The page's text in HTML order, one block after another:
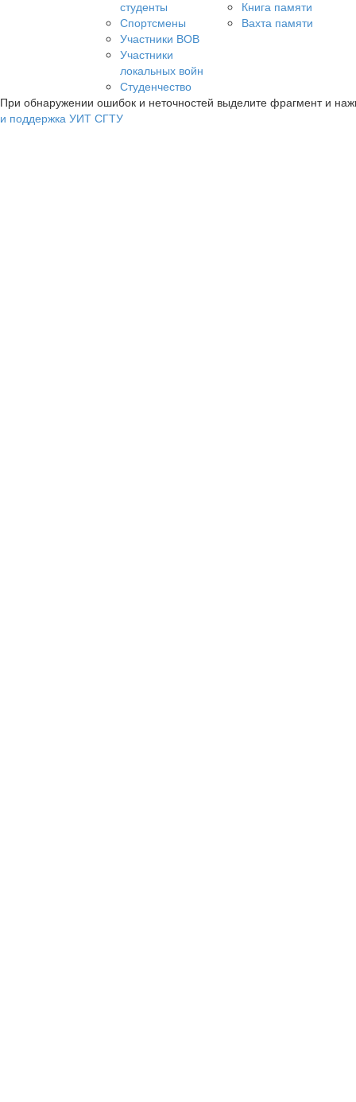
студенты
Спортсмены
Участники ВОВ
Участники
локальных войн
Студенчество
Книга памяти
Вахта памяти
При обнаружении ошибок и неточностей выделите фрагмент и
и поддержка УИТ СГТУ